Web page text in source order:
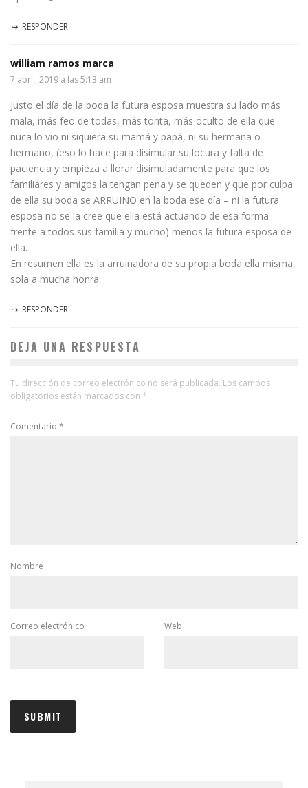
RESPONDER
william ramos marca
7 abril, 2019 a las 5:13 am
Justo el día de la boda la futura esposa muestra su lado más
mala, más feo de todas, más tonta, más oculto de ella que
nuca lo vio ni siquiera su mamá y papá, ni su hermana o
hermano, (eso lo hace para disimular su locura y falta de
paciencia y empieza a llorar disimuladamente para que los
familiares y amigos la tengan pena y se queden y que por culpa
de ella su boda se ARRUINO en la boda ese día – ni la futura
esposa no se la cree que ella está actuando de esa forma
frente a todos sus familia y mucho) menos la futura esposa de
ella.
En resumen ella es la arruinadora de su propia boda ella misma,
sola a mucha honra.
RESPONDER
DEJA UNA RESPUESTA
Tu dirección de correo electrónico no será publicada. Los campos
obligatorios están marcados con *
Comentario *
Nombre
Correo electrónico Web